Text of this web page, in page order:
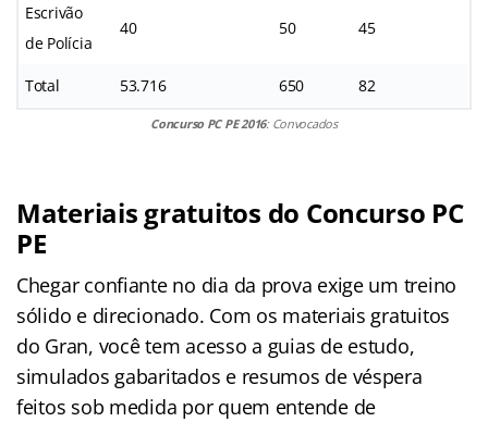
Escrivão
de Polícia
40 50 45
Total 53.716 650 82
Concurso PC PE 2016: Convocados
Materiais gratuitos do Concurso PC
PE
Chegar confiante no dia da prova exige um treino
sólido e direcionado. Com os materiais gratuitos
do Gran, você tem acesso a guias de estudo,
simulados gabaritados e resumos de véspera
feitos sob medida por quem entende de